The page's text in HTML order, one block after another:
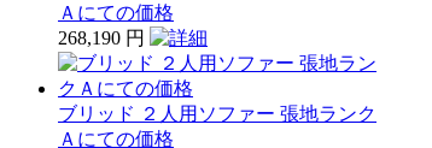
Ａにての価格
268,190 円
ブリッド ２人用ソファー 張地ランク
Ａにての価格